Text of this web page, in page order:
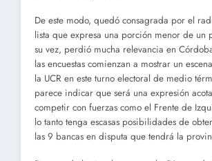
De este modo, quedó consagrada por el
lista que expresa una porción menor de un
su vez, perdió mucha relevancia en
las encuestas comienzan a mostrar un
la UCR en este turno electoral de medio
parece indicar que será una expresión
competir con fuerzas como el Frente de
lo tanto tenga escasas posibilidades de
las 9 bancas en disputa que tendrá la